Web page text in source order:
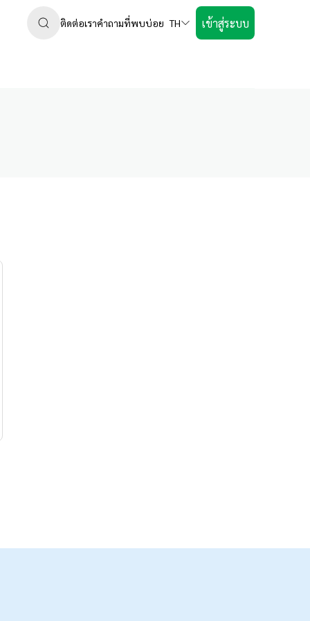
ติดต่อเราคำถามที่พบบ่อย TH เข้าสู่ระบบ